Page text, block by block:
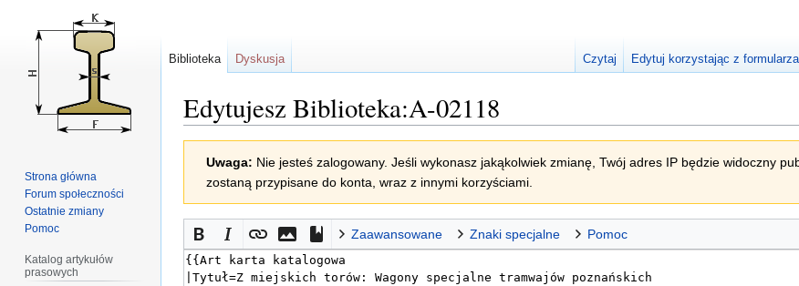
Edytujesz Biblioteka:A-02118
nawigacji
wyszukiwania
Uwaga: Nie jesteś zalogowany. Jeśli wykonasz jakąkolwiek zmianę, Twój adres IP będzie widoczny
zostaną przypisane do konta, wraz z innymi korzyściami.
Zaawansowane Znaki specjalne Pomoc
Biblioteka Dyskusja Czytaj Edytuj korzystając z formularza
Strona główna
Forum społeczności
Ostatnie zmiany
Pomoc
Katalog artykułów
prasowych